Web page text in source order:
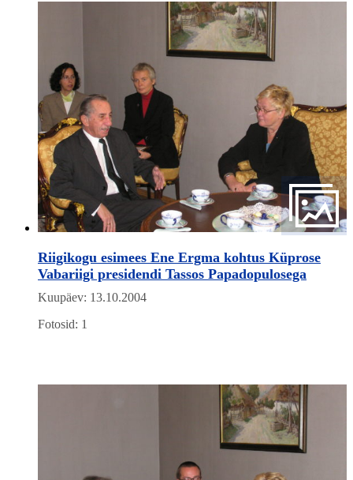
Riigikogu esimees Ene Ergma kohtus Küprose
Vabariigi presidendi Tassos Papadopulosega
Kuupäev: 13.10.2004
Fotosid: 1